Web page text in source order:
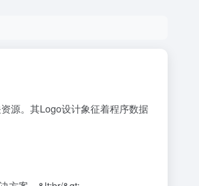
源。其Logo设计象征着程序数据